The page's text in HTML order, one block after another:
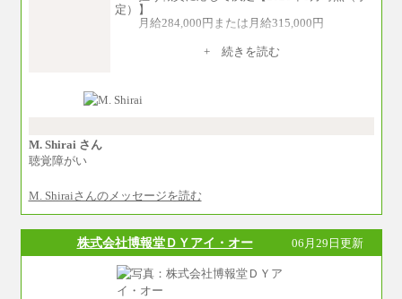
定）】
月給284,000円または月給315,000円
※入社後早期から、自律的な業務遂行が求
められる職務を担う方については、月額給与315,
り高い職責を担う方については、さらに高い金
※上記に加え、所定労働時間外に勤務をし
ん。
中途：
＜募集各社・全職種共通＞
月給21万円以上～
+ 続きを読む
M. Shirai さん
聴覚障がい
M. Shiraiさんのメッセージを読む
株式会社博報堂ＤＹアイ・オー 06月29日更新